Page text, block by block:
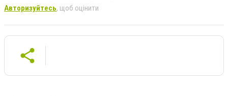
Авторизуйтесь, щоб оцінити